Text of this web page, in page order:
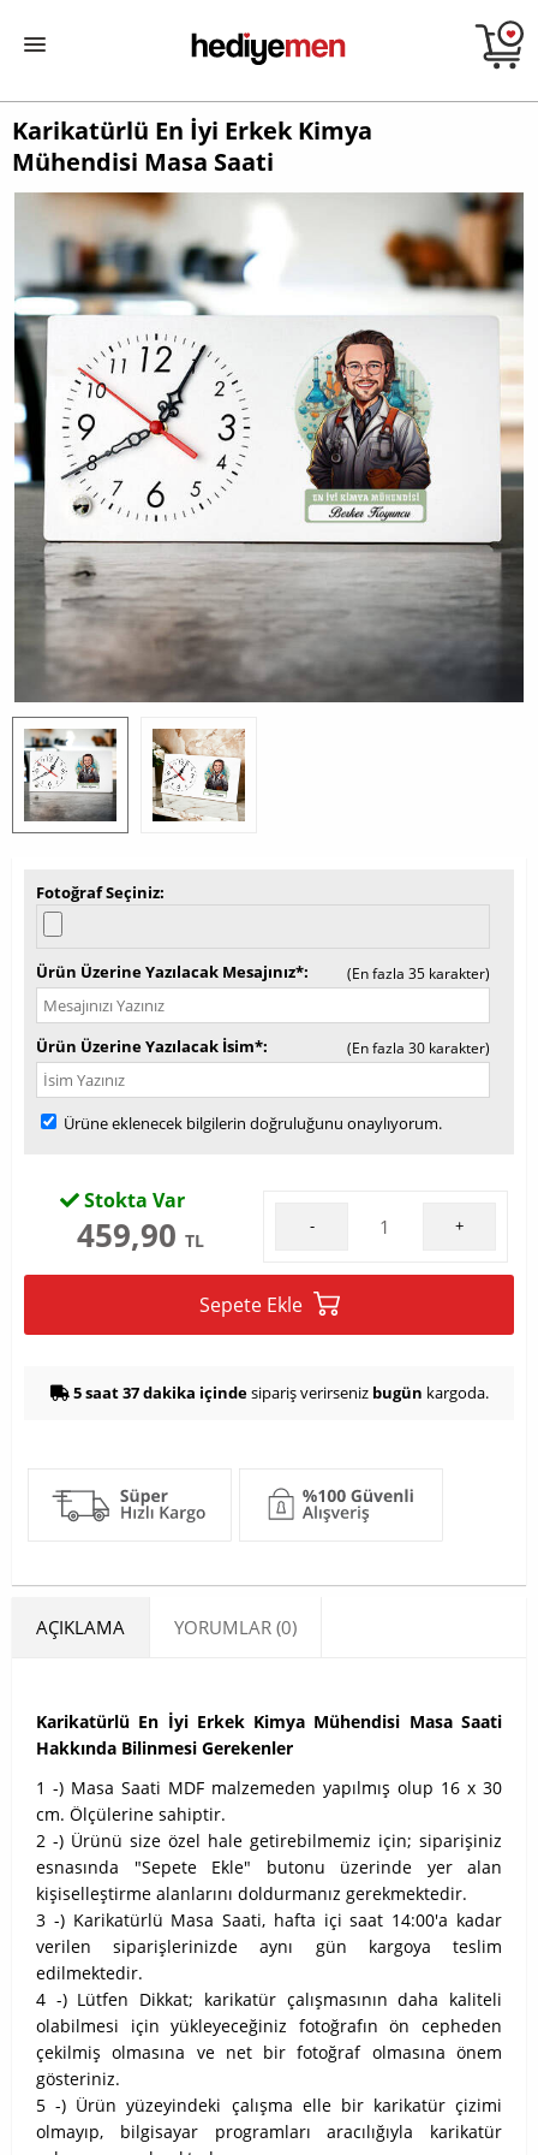
Karikatürlü En İyi Erkek Kimya
Mühendisi Masa Saati
Fotoğraf Seçiniz
Ürün Üzerine Yazılacak Mesajınız* (En fazla 35 karakter)
Ürün Üzerine Yazılacak İsim* (En fazla 30 karakter)
Ürüne eklenecek bilgilerin doğruluğunu onaylıyorum.
Stokta Var
459,90 TL
- +
Sepete Ekle
5 saat 37 dakika içindesipariş verirseniz bugün kargoda.
AÇIKLAMA YORUMLAR (0)
Karikatürlü En İyi Erkek Kimya Mühendisi Masa Saati
Hakkında Bilinmesi Gerekenler
1 -) Masa Saati MDF malzemeden yapılmış olup 16 x 30
cm. Ölçülerine sahiptir.
2 -) Ürünü size özel hale getirebilmemiz için; siparişiniz
esnasında "Sepete Ekle" butonu üzerinde yer alan
kişiselleştirme alanlarını doldurmanız gerekmektedir.
3 -) Karikatürlü Masa Saati, hafta içi saat 14:00'a kadar
verilen siparişlerinizde aynı gün kargoya teslim
edilmektedir.
4 -) Lütfen Dikkat; karikatür çalışmasının daha kaliteli
olabilmesi için yükleyeceğiniz fotoğrafın ön cepheden
çekilmiş olmasına ve net bir fotoğraf olmasına önem
gösteriniz.
5 -) Ürün yüzeyindeki çalışma elle bir karikatür çizimi
olmayıp, bilgisayar programları aracılığıyla karikatür